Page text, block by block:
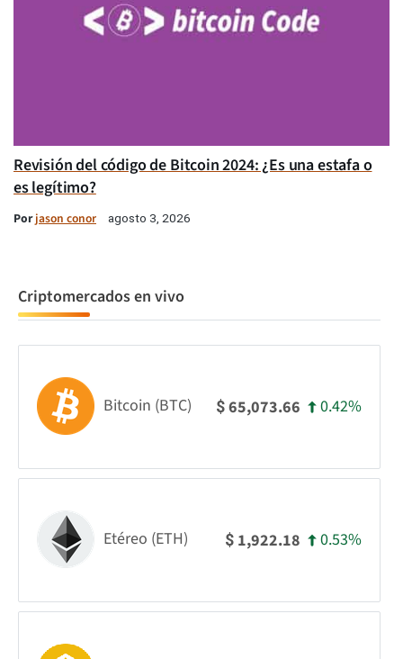
Revisión del código de Bitcoin 2024: ¿Es una estafa o
es legítimo?
Porjason conor agosto 3, 2026
Criptomercados en vivo
Bitcoin (BTC) $65,073.66 0.42%
Etéreo (ETH) $ 1,922.18 0.53%